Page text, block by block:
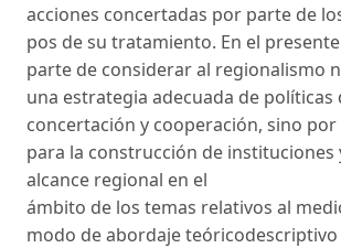
acciones concertadas por parte de
pos de su tratamiento. En el
parte de considerar al regionalismo
una estrategia adecuada de políticas
concertación y cooperación, sino
para la construcción de instituciones
alcance regional en el
ámbito de los temas relativos al
modo de abordaje teóricodescriptivo